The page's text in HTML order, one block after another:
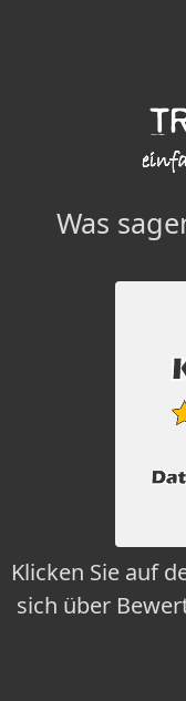
Was
Klicken Sie auf
sich über